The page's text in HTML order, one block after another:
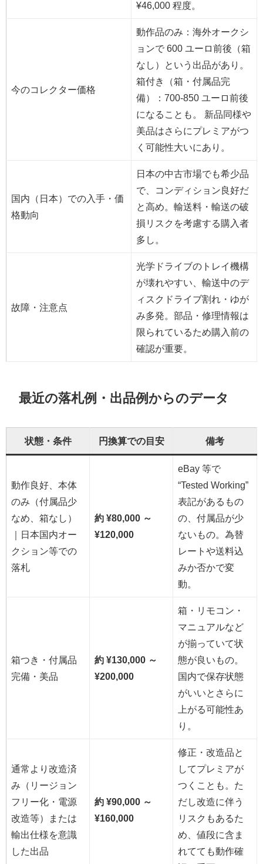
¥46,000 程度。
今のコレクター価格
動作品のみ：海外オークシ
ョンで 600 ユーロ前後（箱
なし）という出品があり。
箱付き（箱・付属品完
備）：700-850 ユーロ前後
になることも。 新品同様や
美品はさらにプレミアがつ
く可能性大いにあり。
国内（日本）での入手・価
格動向
日本の中古市場でも希少品
で、コンディション良好だ
と高め。輸送料・輸送の破
損リスクを考慮する購入者
多し。
故障・注意点
光学ドライブのトレイ機構
が壊れやすい、輸送中のデ
ィスクドライブ割れ・ゆが
み多発。部品・修理情報は
限られているため購入前の
確認が重要。
最近の落札例・出品例からのデータ
状態・条件 円換算での目安 備考
動作良好、本体
のみ（付属品少
なめ、箱なし）
｜日本国内オー
クション等での
落札
約 ¥80,000 ～
¥120,000
eBay 等で
“Tested Working”
表記があるもの
の、付属品が少
ないもの。為替
レートや送料込
みか否かで変
動。
箱つき・付属品
完備・美品
約 ¥130,000 ～
¥200,000
箱・リモコン・
マニュアルなど
が揃っていて状
態が良いもの。
国内で保存状態
がいいとさらに
上がる可能性あ
り。
通常より改造済
み（リージョン
フリー化・電源
改造等）または
輸出仕様を意識
した出品
約 ¥90,000 ～
¥160,000
修正・改造品と
してプレミアが
つくことも。た
だし改造に伴う
リスクもあるた
め、値段に含ま
れてても動作確